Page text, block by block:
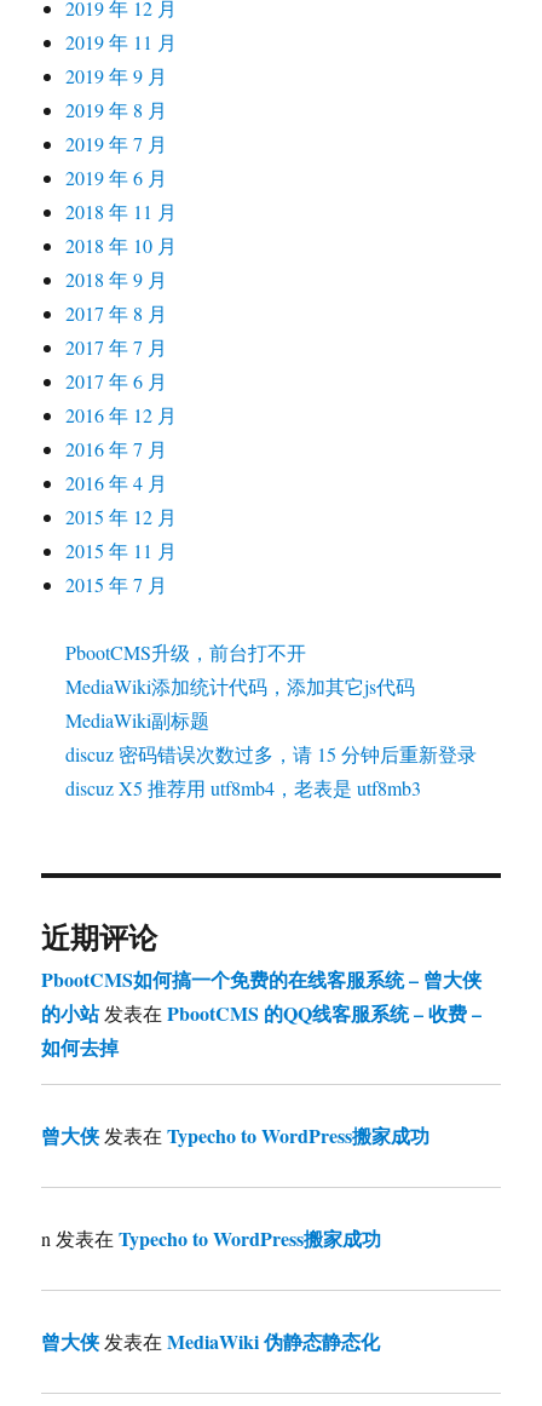
2019 年 12 月
2019 年 11 月
2019 年 9 月
2019 年 8 月
2019 年 7 月
2019 年 6 月
2018 年 11 月
2018 年 10 月
2018 年 9 月
2017 年 8 月
2017 年 7 月
2017 年 6 月
2016 年 12 月
2016 年 7 月
2016 年 4 月
2015 年 12 月
2015 年 11 月
2015 年 7 月
PbootCMS升级，前台打不开
MediaWiki添加统计代码，添加其它js代码
MediaWiki副标题
discuz 密码错误次数过多，请 15 分钟后重新登录
discuz X5 推荐用 utf8mb4，老表是 utf8mb3
近期评论
PbootCMS如何搞一个免费的在线客服系统 – 曾大侠
的小站发表在PbootCMS 的QQ线客服系统 – 收费 –
如何去掉
曾大侠发表在Typecho to WordPress搬家成功
n 发表在Typecho to WordPress搬家成功
曾大侠发表在MediaWiki 伪静态静态化